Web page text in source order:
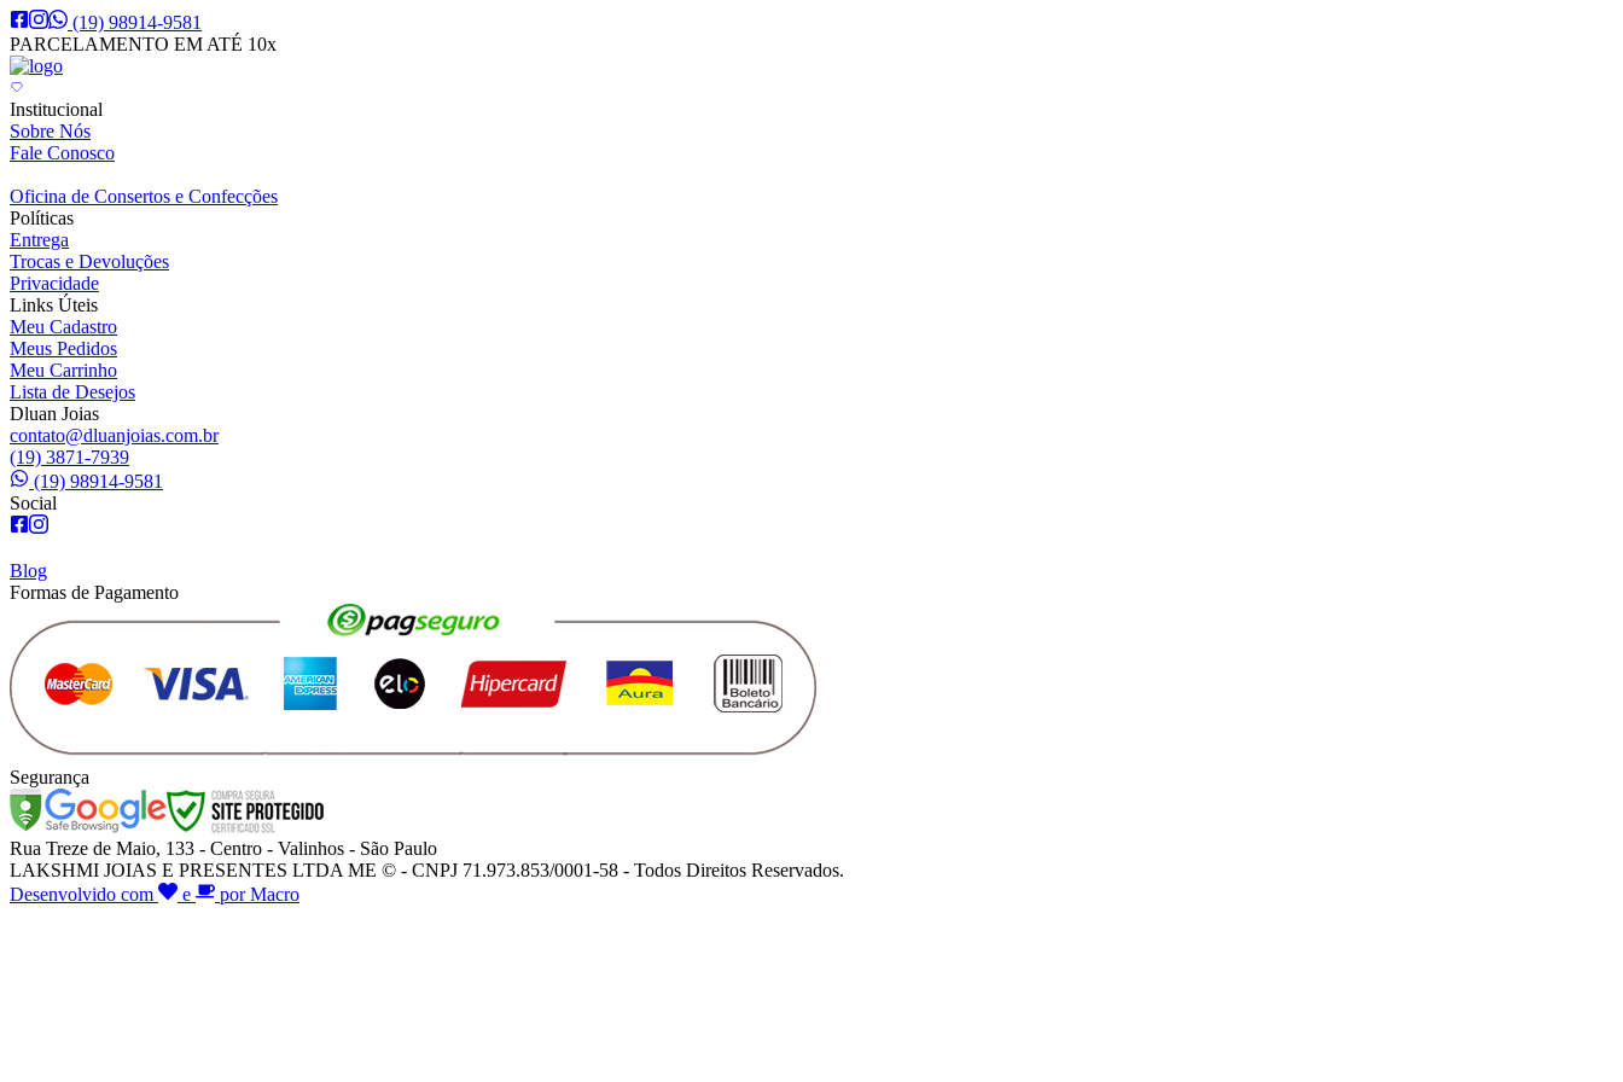
(19) 98914-9581
PARCELAMENTO EM ATÉ 10x
Institucional
Sobre Nós
Fale Conosco
Oficina de Consertos e Confecções
Políticas
Entrega
Trocas e Devoluções
Privacidade
Links Úteis
Meu Cadastro
Meus Pedidos
Meu Carrinho
Lista de Desejos
Dluan Joias
contato@dluanjoias.com.br
(19) 3871-7939
(19) 98914-9581
Social
Blog
Formas de Pagamento
Segurança
Rua Treze de Maio, 133 - Centro - Valinhos - São Paulo
LAKSHMI JOIAS E PRESENTES LTDA ME © - CNPJ 71.973.853/0001-58 - Todos Direitos Reservados.
Desenvolvido com
e por Macro